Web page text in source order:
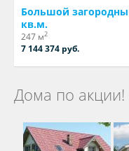
Большой
кв.м.
247 м2
7 144 374 руб.
Дома по акции!